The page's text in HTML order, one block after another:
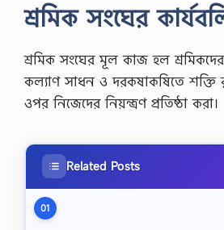
শ্রমিক সংঘের
শ্রমিক সংঘের মূল কাজ হল শ্রমিকদের
কল্যাণ সাধন ও দরকষাকষিতে শক্তি
ওপর নিজেদের নিয়ন্ত্রণ প্রতিষ্ঠা করা।
Related Posts
01